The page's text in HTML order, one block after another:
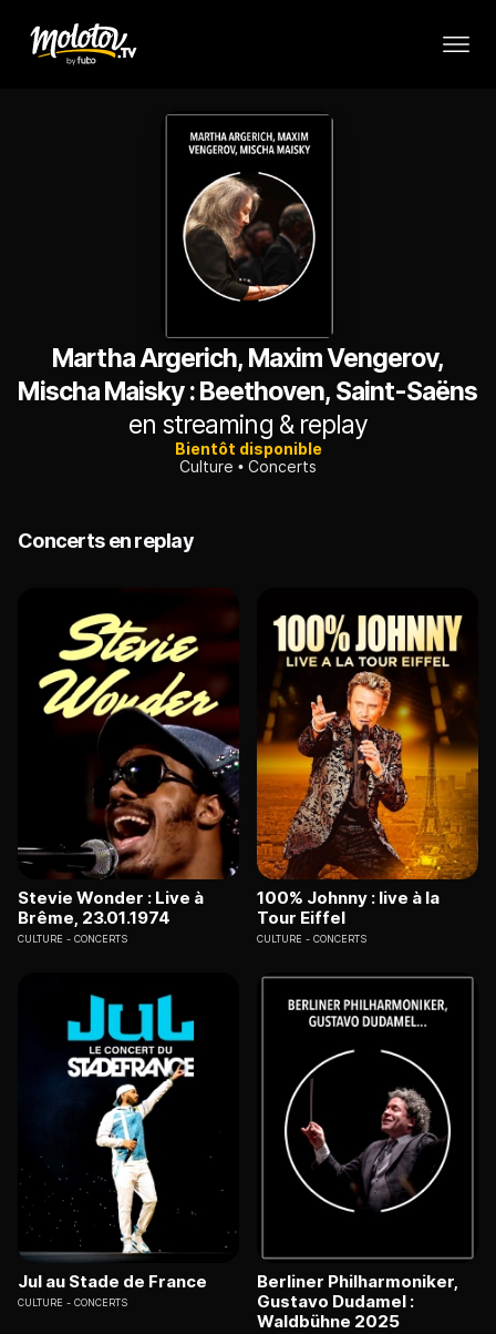
Martha Argerich, Maxim Vengerov,
Mischa Maisky : Beethoven, Saint-Saëns
en streaming & replay
Bientôt disponible
Culture
Concerts
Concerts en replay
Stevie Wonder : Live à
Brême, 23.01.1974
CULTURE CONCERTS
100% Johnny : live à la
Tour Eiffel
CULTURE CONCERTS
Jul au Stade de France
CULTURE CONCERTS
Berliner Philharmoniker,
Gustavo Dudamel :
Waldbühne 2025